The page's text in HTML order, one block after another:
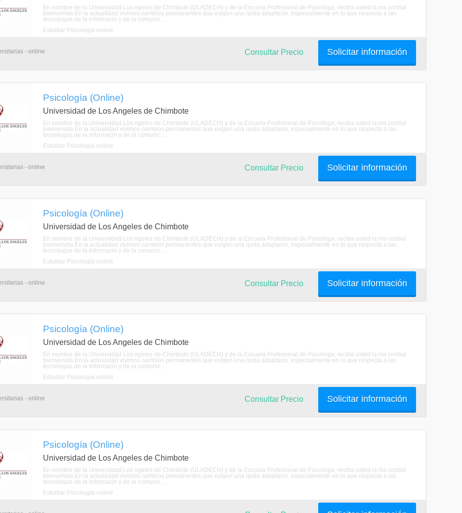
En nombre de la Universidad Los ngeles de Chimbote (ULADECH) y de la Escuela Profesional de Psicologa, reciba usted la ms cordial
bienvenida.En la actualidad vivimos cambios permanentes que exigen una rpida adaptacin, especialmente en lo que respecta a las
tecnologas de la informacin y de la comunic ...
Estudiar Psicología online
- online Solicitar información
Consultar Precio
Psicología (Online)
Universidad de Los Angeles de Chimbote
En nombre de la Universidad Los ngeles de Chimbote (ULADECH) y de la Escuela Profesional de Psicologa, reciba usted la ms cordial
bienvenida.En la actualidad vivimos cambios permanentes que exigen una rpida adaptacin, especialmente en lo que respecta a las
tecnologas de la informacin y de la comunic ...
Estudiar Psicología online
- online Solicitar información
Consultar Precio
Psicología (Online)
Universidad de Los Angeles de Chimbote
En nombre de la Universidad Los ngeles de Chimbote (ULADECH) y de la Escuela Profesional de Psicologa, reciba usted la ms cordial
bienvenida.En la actualidad vivimos cambios permanentes que exigen una rpida adaptacin, especialmente en lo que respecta a las
tecnologas de la informacin y de la comunic ...
Estudiar Psicología online
- online Solicitar información
Consultar Precio
Psicología (Online)
Universidad de Los Angeles de Chimbote
En nombre de la Universidad Los ngeles de Chimbote (ULADECH) y de la Escuela Profesional de Psicologa, reciba usted la ms cordial
bienvenida.En la actualidad vivimos cambios permanentes que exigen una rpida adaptacin, especialmente en lo que respecta a las
tecnologas de la informacin y de la comunic ...
Estudiar Psicología online
- online Solicitar información
Consultar Precio
Psicología (Online)
Universidad de Los Angeles de Chimbote
En nombre de la Universidad Los ngeles de Chimbote (ULADECH) y de la Escuela Profesional de Psicologa, reciba usted la ms cordial
bienvenida.En la actualidad vivimos cambios permanentes que exigen una rpida adaptacin, especialmente en lo que respecta a las
tecnologas de la informacin y de la comunic ...
Estudiar Psicología online